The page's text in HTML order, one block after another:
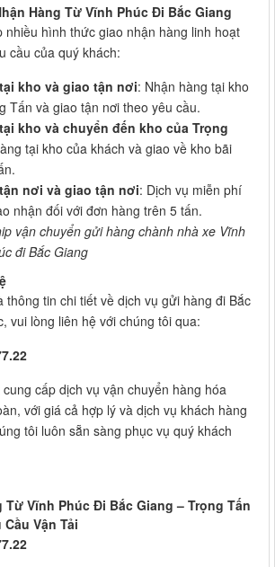
Hàng Từ Vĩnh Phúc Đi Bắc Giang
nhiều hình thức giao nhận hàng linh hoạt
cầu của quý khách:
kho và giao tận nơi: Nhận hàng tại kho
Tấn và giao tận nơi theo yêu cầu.
kho và chuyển đến kho của Trọng
tại kho của khách và giao về kho bãi
nơi và giao tận nơi: Dịch vụ miễn phí
nhận đối với đơn hàng trên 5 tấn.
vận chuyển gửi hàng chành nhà xe Vĩnh
đi Bắc Giang
thông tin chi tiết về dịch vụ gửi hàng đi Bắc
vui lòng liên hệ với chúng tôi qua:
cấp dịch vụ vận chuyển hàng hóa
với giá cả hợp lý và dịch vụ khách hàng
tôi luôn sẵn sàng phục vụ quý khách
Từ Vĩnh Phúc Đi Bắc Giang – Trọng Tấn
Vận Tải